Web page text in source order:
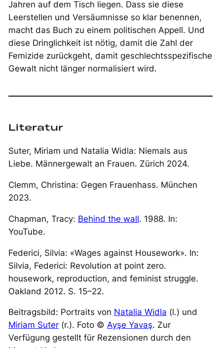
Jahren auf dem Tisch liegen. Dass sie diese
Leerstellen und Versäumnisse so klar benennen,
macht das Buch zu einem politischen Appell. Und
diese Dringlichkeit ist nötig, damit die Zahl der
Femizide zurückgeht, damit geschlechtsspezifische
Gewalt nicht länger normalisiert wird.
Literatur
Suter, Miriam und Natalia Widla: Niemals aus
Liebe. Männergewalt an Frauen. Zürich 2024.
Clemm, Christina: Gegen Frauenhass. München
2023.
Chapman, Tracy: Behind the wall. 1988. In:
YouTube.
Federici, Silvia: «Wages against Housework». In:
Silvia, Federici: Revolution at point zero.
housework, reproduction, and feminist struggle.
Oakland 2012. S. 15–22.
Beitragsbild: Portraits von Natalia Widla (l.) und
Miriam Suter(r.). Foto © Ayşe Yavaş. Zur
Verfügung gestellt für Rezensionen durch den